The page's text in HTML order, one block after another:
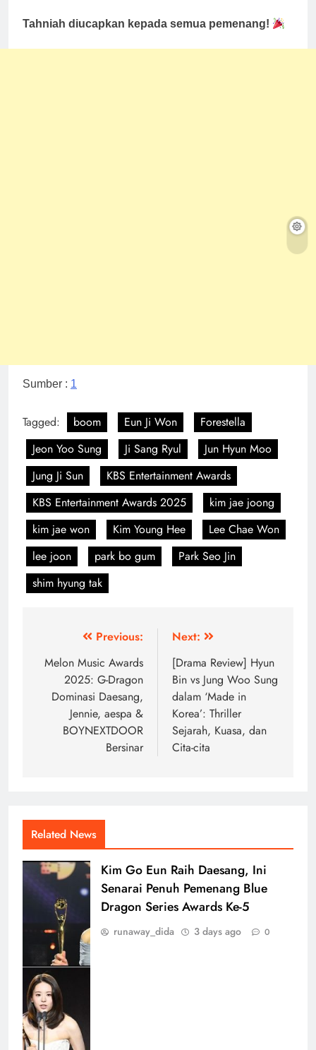
Tahniah diucapkan kepada semua pemenang!
Sumber : 1
Tagged: boom Eun Ji Won
Forestella
Jeon Yoo Sung
Ji Sang Ryul
Jun Hyun Moo
Jung Ji Sun
KBS Entertainment Awards
KBS Entertainment Awards 2025
kim jae joong
kim jae won
Kim Young Hee
Lee Chae Won
lee joon
park bo gum
Park Seo Jin
shim hyung tak
navigation
Previous:
Melon Music Awards
2025: G-Dragon
Dominasi Daesang,
Jennie, aespa &
BOYNEXTDOOR
Bersinar
Next:
[Drama Review] Hyun
Bin vs Jung Woo Sung
dalam ‘Made in
Korea’: Thriller
Sejarah, Kuasa, dan
Cita-cita
Related News
Kim Go Eun Raih Daesang, Ini
Senarai Penuh Pemenang Blue
Dragon Series Awards Ke-5
runaway_dida 3 days ago 0